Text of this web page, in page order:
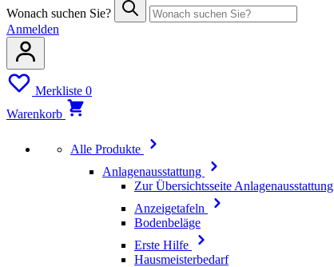
Wonach suchen Sie?
Anmelden
Merkliste 0
Warenkorb
Alle Produkte
Anlagenausstattung
Zur Übersichtsseite Anlagenausstattung
Anzeigetafeln
Bodenbeläge
Erste Hilfe
Hausmeisterbedarf